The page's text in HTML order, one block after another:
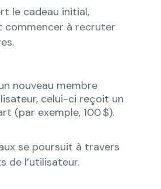
le cadeau initial,
commencer à recruter
nouveau membre
celui-ci reçoit un
(par exemple, 100 $).
se poursuit à travers
de l’utilisateur.